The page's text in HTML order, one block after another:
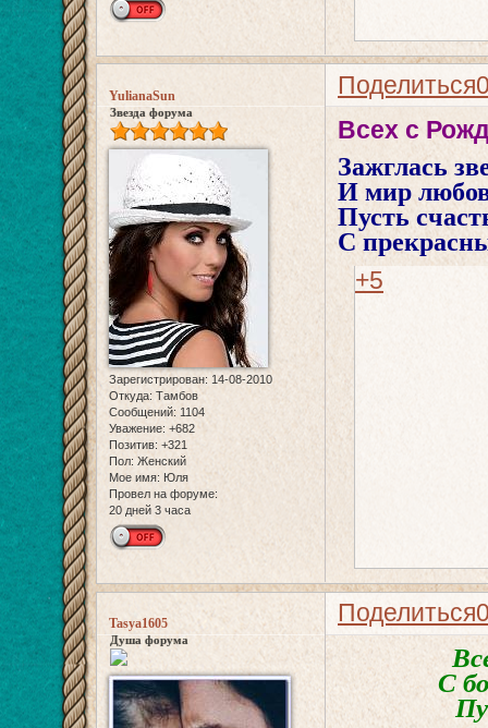
Поделиться
YulianaSun
Звезда форума
Зарегистрирован: 14-08-2010
Откуда: Тамбов
Сообщений: 1104
Уважение: +682
Позитив: +321
Пол: Женский
Мое имя: Юля
Провел на форуме:
20 дней 3 часа
Всех с
Зажглась
И мир
Пусть
С
+5
Поделиться
Tasya1605
Душа форума
С